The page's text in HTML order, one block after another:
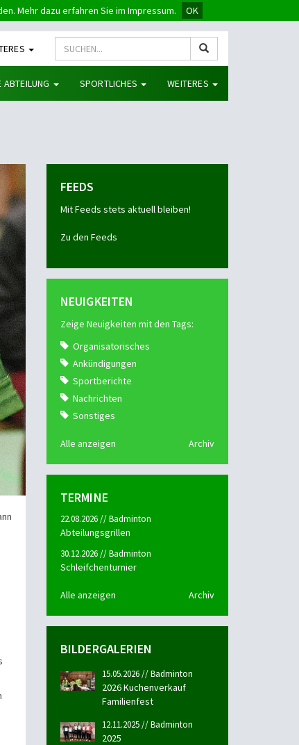
Mehr dazu erfahren Sie im Impressum. OK
ABTEILUNG SPORTLICHES WEITERES
FEEDS
Mit Feeds stets aktuell bleiben!
Zu den Feeds
NEUIGKEITEN
Zeige Neuigkeiten mit den Tags:
Organisatorisches
Ankündigungen
Sportberichte
Nachrichten
Sonstiges
Alle anzeigen Archiv
TERMINE
22.08.2026 // Badminton
Abteilungsgrillen
30.12.2026 // Badminton
Schleifchenturnier
Alle anzeigen Archiv
BILDERGALERIEN
15.05.2026 // Badminton
2026 Kuchenverkauf
Familienfest
12.11.2025 // Badminton
2025